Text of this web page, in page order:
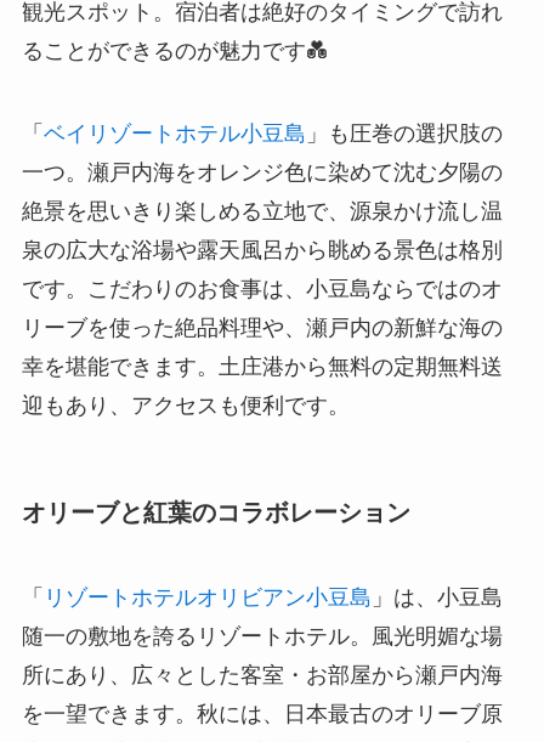
観光スポット。宿泊者は絶好のタイミングで訪れ
ることができるのが魅力です💑
「 ベイリゾートホテル小豆島 」も圧巻の選択肢の
一つ。瀬戸内海をオレンジ色に染めて沈む夕陽の
絶景を思いきり楽しめる立地で、源泉かけ流し温
泉の広大な浴場や露天風呂から眺める景色は格別
です。こだわりのお食事は、小豆島ならではのオ
リーブを使った絶品料理や、瀬戸内の新鮮な海の
幸を堪能できます。土庄港から無料の定期無料送
迎もあり、アクセスも便利です。
オリーブと紅葉のコラボレーション
「 リゾートホテルオリビアン小豆島 」は、小豆島
随一の敷地を誇るリゾートホテル。風光明媚な場
所にあり、広々とした客室・お部屋から瀬戸内海
を一望できます。秋には、日本最古のオリーブ原